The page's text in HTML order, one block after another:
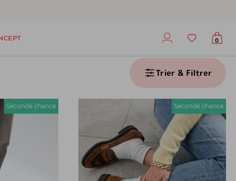
0
Trier & Filtrer
Seconde chance Seconde chance